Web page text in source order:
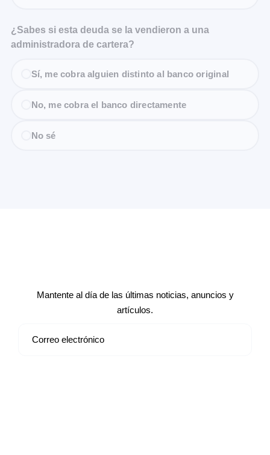
¿Sabes si esta deuda se la vendieron a una
administradora de cartera?
Sí, me cobra alguien distinto al banco original
No, me cobra el banco directamente
No sé
Mantente al día de las últimas noticias, anuncios y
artículos.